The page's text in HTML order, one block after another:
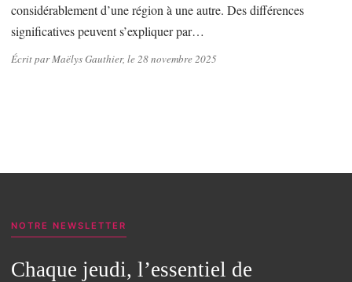
considérablement d’une région à une autre. Des différences
significatives peuvent s’expliquer par…
Écrit par Maëlys Gauthier, le 28 novembre 2025
NOTRE NEWSLETTER
Chaque jeudi, l’essentiel de